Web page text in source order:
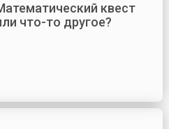
квест
что-то другое?